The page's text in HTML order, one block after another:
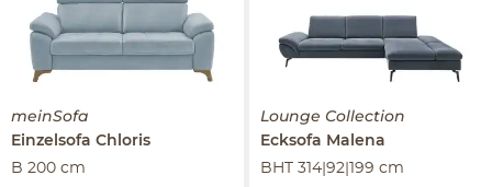
meinSofa
Einzelsofa Chloris
B 200 cm
Lounge Collection
Ecksofa Malena
BHT 314|92|199 cm